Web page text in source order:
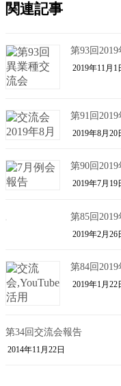
関連記事
第93回
2019年11月1
第91回
2019年8月20
第90回
2019年7月19
第85回
2019年2月26
第84回
2019年1月22
第34回交流会報告
2014年11月22日